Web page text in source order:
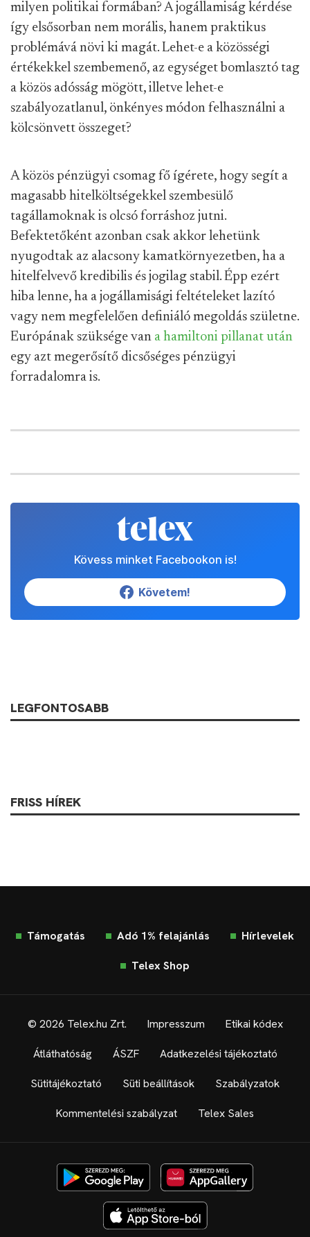
milyen politikai formában? A jogállamiság kérdése
így elsősorban nem morális, hanem praktikus
problémává növi ki magát. Lehet-e a közösségi
értékekkel szembemenő, az egységet bomlasztó tag
a közös adósság mögött, illetve lehet-e
szabályozatlanul, önkényes módon felhasználni a
kölcsönvett összeget?
A közös pénzügyi csomag fő ígérete, hogy segít a
magasabb hitelköltségekkel szembesülő
tagállamoknak is olcsó forráshoz jutni.
Befektetőként azonban csak akkor lehetünk
nyugodtak az alacsony kamatkörnyezetben, ha a
hitelfelvevő kredibilis és jogilag stabil. Épp ezért
hiba lenne, ha a jogállamisági feltételeket lazító
vagy nem megfelelően definiáló megoldás születne.
Európának szüksége van a hamiltoni pillanat után
egy azt megerősítő dicsőséges pénzügyi
forradalomra is.
Kövess minket Facebookon is!
Követem!
LEGFONTOSABB
FRISS HÍREK
Támogatás Adó 1% felajánlás Hírlevelek
Telex Shop
© 2026 Telex.hu Zrt. Impresszum Etikai kódex
Átláthatóság ÁSZF Adatkezelési tájékoztató
Sütitájékoztató Süti beállítások Szabályzatok
Kommentelési szabályzat Telex Sales